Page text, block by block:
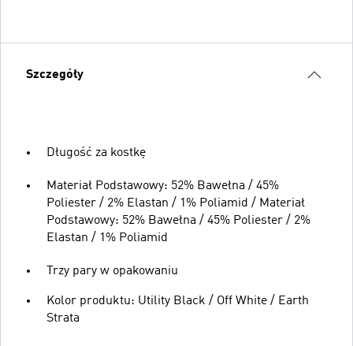
Szczegóły
Długość za kostkę
Materiał Podstawowy: 52% Bawełna / 45%
Poliester / 2% Elastan / 1% Poliamid / Materiał
Podstawowy: 52% Bawełna / 45% Poliester / 2%
Elastan / 1% Poliamid
Trzy pary w opakowaniu
Kolor produktu: Utility Black / Off White / Earth
Strata